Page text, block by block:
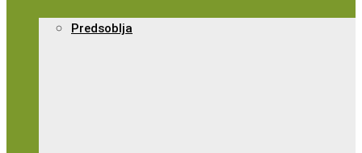
Predsoblja